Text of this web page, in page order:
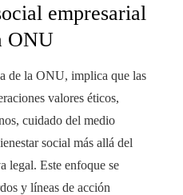
empresarial
ONU
de la ONU, implica que las
valores éticos,
cuidado del medio
social más allá del
legal. Este enfoque se
y líneas de acción